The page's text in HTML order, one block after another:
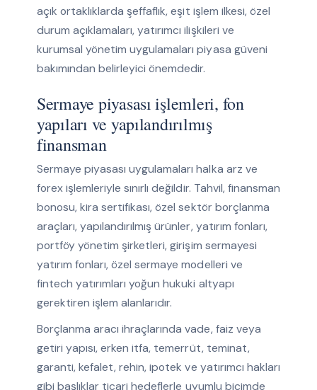
açık ortaklıklarda şeffaflık, eşit işlem ilkesi, özel
durum açıklamaları, yatırımcı ilişkileri ve
kurumsal yönetim uygulamaları piyasa güveni
bakımından belirleyici önemdedir.
Sermaye piyasası işlemleri, fon
yapıları ve yapılandırılmış
finansman
Sermaye piyasası uygulamaları halka arz ve
forex işlemleriyle sınırlı değildir. Tahvil, finansman
bonosu, kira sertifikası, özel sektör borçlanma
araçları, yapılandırılmış ürünler, yatırım fonları,
portföy yönetim şirketleri, girişim sermayesi
yatırım fonları, özel sermaye modelleri ve
fintech yatırımları yoğun hukuki altyapı
gerektiren işlem alanlarıdır.
Borçlanma aracı ihraçlarında vade, faiz veya
getiri yapısı, erken itfa, temerrüt, teminat,
garanti, kefalet, rehin, ipotek ve yatırımcı hakları
gibi başlıklar ticari hedeflerle uyumlu biçimde